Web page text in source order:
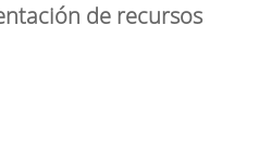
de recursos